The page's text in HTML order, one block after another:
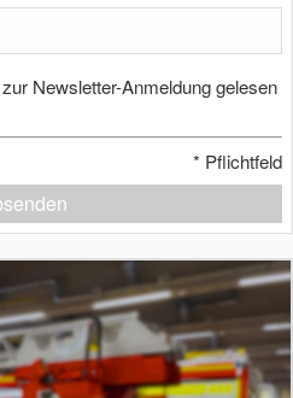
Newsletter-Anmeldung gelesen
* Pflichtfeld